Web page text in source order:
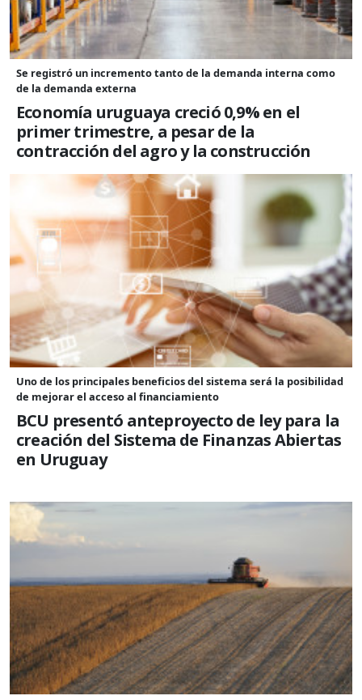
Se registró un incremento tanto de la demanda interna como
de la demanda externa
Economía uruguaya creció 0,9% en el
primer trimestre, a pesar de la
contracción del agro y la construcción
Uno de los principales beneficios del sistema será la posibilidad
de mejorar el acceso al financiamiento
BCU presentó anteproyecto de ley para la
creación del Sistema de Finanzas Abiertas
en Uruguay